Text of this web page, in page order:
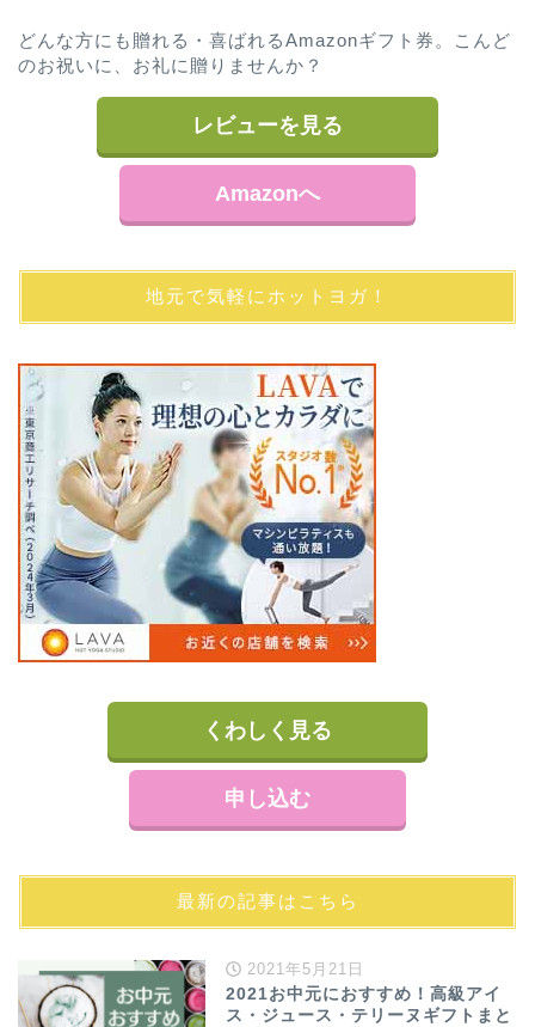
どんな方にも贈れる・喜ばれるAmazonギフト券。こんど
のお祝いに、お礼に贈りませんか？
レビューを見る
Amazonへ
地元で気軽にホットヨガ！
くわしく見る
申し込む
最新の記事はこちら
2021年5月21日
2021お中元におすすめ！高級アイ
ス・ジュース・テリーヌギフトまと